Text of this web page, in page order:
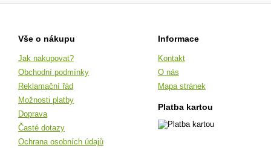
Vše o nákupu
Jak nakupovat?
Obchodní podmínky
Reklamační řád
Možnosti platby
Doprava
Časté dotazy
Ochrana osobních údajů
Informace
Kontakt
O nás
Mapa stránek
Platba kartou